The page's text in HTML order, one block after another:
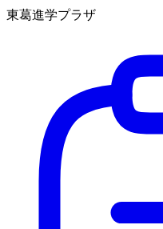
東葛進学プラザ